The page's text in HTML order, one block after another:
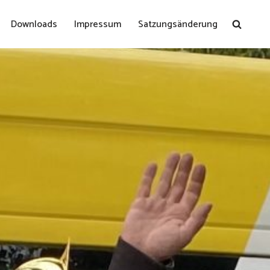
Downloads Impressum Satzungsänderung